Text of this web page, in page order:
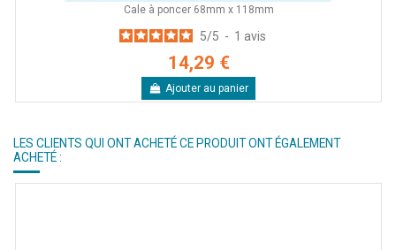
Cale à poncer 68mm x 118mm
5/5 - 1 avis
14,29 €
Ajouter au panier
LES CLIENTS QUI ONT ACHETÉ CE PRODUIT ONT ÉGALEMENT
ACHETÉ :